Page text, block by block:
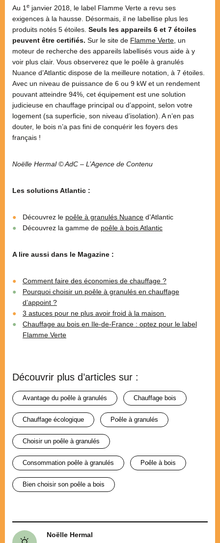
Au 1e janvier 2018, le label Flamme Verte a revu ses
exigences à la hausse. Désormais, il ne labellise plus les
produits notés 5 étoiles. Seuls les appareils 6 et 7 étoiles
peuvent être certifiés. Sur le site de Flamme Verte, un
moteur de recherche des appareils labellisés vous aide à y
voir plus clair. Vous observerez que le poêle à granulés
Nuance d’Atlantic dispose de la meilleure notation, à 7 étoiles.
Avec un niveau de puissance de 6 ou 9 kW et un rendement
pouvant atteindre 94%, cet équipement est une solution
judicieuse en chauffage principal ou d’appoint, selon votre
logement (sa superficie, son niveau d’isolation). A n’en pas
douter, le bois n’a pas fini de conquérir les foyers des
français !
Noëlle Hermal © AdC – L’Agence de Contenu
Les solutions Atlantic :
Découvrez le poêle à granulés Nuance d’Atlantic
Découvrez la gamme de poêle à bois Atlantic
A lire aussi dans le Magazine :
Comment faire des économies de chauffage ?
Pourquoi choisir un poêle à granulés en chauffage
d’appoint ?
3 astuces pour ne plus avoir froid à la maison
Chauffage au bois en Ile-de-France : optez pour le label
Flamme Verte
Découvrir plus d’articles sur :
avantage du poêle à granulés chauffage bois
chauffage écologique poêle à granulés
choisir un poêle à granulés
consommation poêle à granulés poêle à bois
bien choisir son poêle a bois
Noëlle Hermal